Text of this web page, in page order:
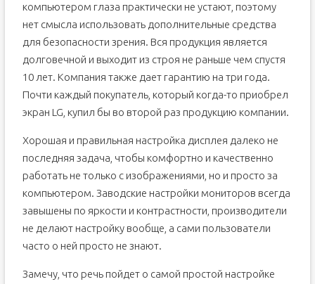
компьютером глаза практически не устают, поэтому
нет смысла использовать дополнительные средства
для безопасности зрения. Вся продукция является
долговечной и выходит из строя не раньше чем спустя
10 лет. Компания также дает гарантию на три года.
Почти каждый покупатель, который когда-то приобрел
экран LG, купил бы во второй раз продукцию компании.
Хорошая и правильная настройка дисплея далеко не
последняя задача, чтобы комфортно и качественно
работать не только с изображениями, но и просто за
компьютером. Заводские настройки мониторов всегда
завышены по яркости и контрастности, производители
не делают настройку вообще, а сами пользователи
часто о ней просто не знают.
Замечу, что речь пойдет о самой простой настройке